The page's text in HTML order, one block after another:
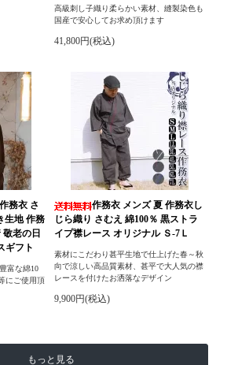
高級刺し子織り柔らかい素材、縫製染色も
国産で安心してお求め頂けます
41,800円(税込)
務衣 さ
地 作務
老の日
ギフト
富な綿10
にご使用頂
作務衣 メンズ 夏 作務衣し
じら織り さむえ 綿100％ 黒ストラ
イプ襟レース オリジナル Ｓ-7Ｌ
素材にこだわり甚平生地で仕上げた春～秋
向で涼しい高品質素材、甚平で大人気の襟
レースを付けたお洒落なデザイン
9,900円(税込)
もっと見る